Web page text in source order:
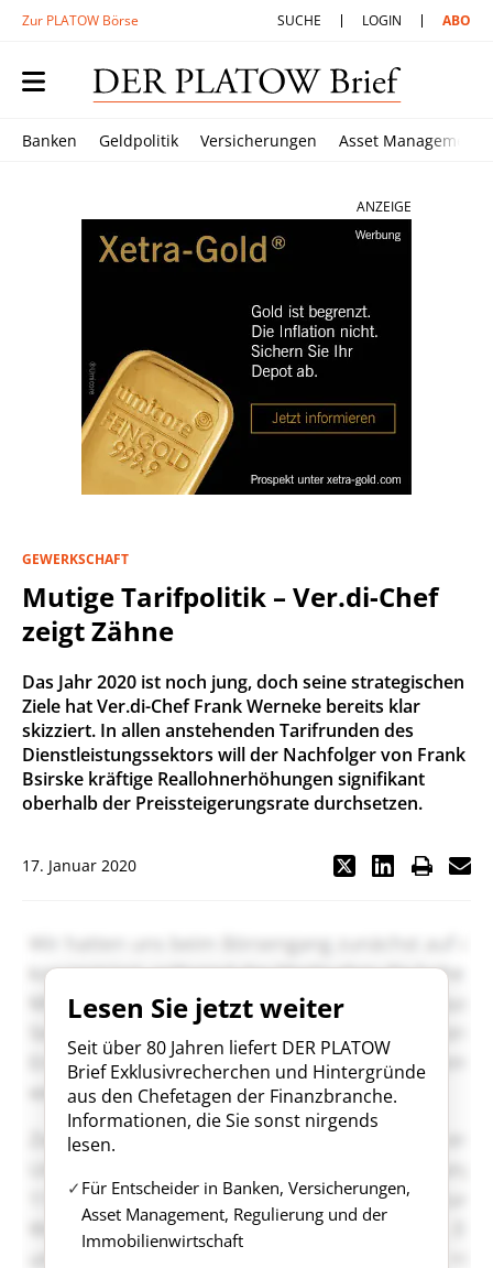
Zur PLATOW Börse SUCHE LOGIN ABO
Banken Geldpolitik Versicherungen Asset Management
ANZEIGE
GEWERKSCHAFT
Mutige Tarifpolitik – Ver.di-Chef
zeigt Zähne
Das Jahr 2020 ist noch jung, doch seine strategischen
Ziele hat Ver.di-Chef Frank Werneke bereits klar
skizziert. In allen anstehenden Tarifrunden des
Dienstleistungssektors will der Nachfolger von Frank
Bsirske kräftige Reallohnerhöhungen signifikant
oberhalb der Preissteigerungsrate durchsetzen.
17. Januar 2020
Lesen Sie jetzt weiter
Seit über 80 Jahren liefert DER PLATOW
Brief Exklusivrecherchen und Hintergründe
aus den Chefetagen der Finanzbranche.
Informationen, die Sie sonst nirgends
lesen.
Für Entscheider in Banken, Versicherungen,
Asset Management, Regulierung und der
Immobilienwirtschaft